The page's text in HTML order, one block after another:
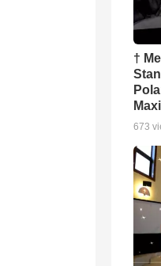
†
673